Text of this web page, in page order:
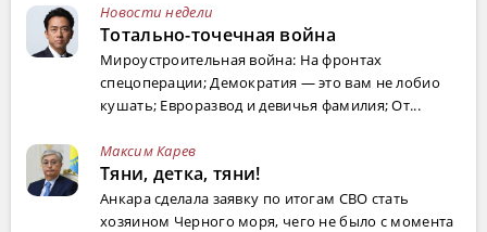
Новости недели
Тотально-точечная война
Мироустроительная война: На фронтах
спецоперации; Демократия — это вам не лобио
кушать; Евроразвод и девичья фамилия; От...
Максим Карев
Тяни, детка, тяни!
Анкара сделала заявку по итогам СВО стать
хозяином Черного моря, чего не было с момента